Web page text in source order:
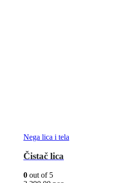
Nega lica i tela
Čistač lica
0 out of 5